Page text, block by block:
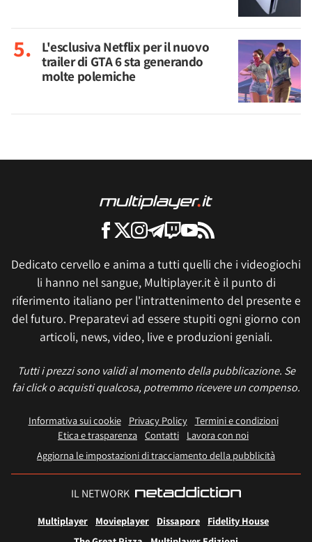
L'esclusiva Netflix per il nuovo
trailer di GTA 6 sta generando
molte polemiche
Dedicato cervello e anima a tutti quelli che i videogiochi
li hanno nel sangue, Multiplayer.it è il punto di
riferimento italiano per l'intrattenimento del presente e
del futuro. Preparatevi ad essere stupiti ogni giorno con
articoli, news, video, live e produzioni geniali.
Tutti i prezzi sono validi al momento della pubblicazione. Se
fai click o acquisti qualcosa, potremmo ricevere un compenso.
Informativa sui cookie Privacy Policy
Termini e condizioni
Etica e trasparenza Contatti
Lavora con noi
Aggiorna le impostazioni di tracciamento della pubblicità
IL NETWORK
Multiplayer Movieplayer Dissapore
Fidelity House